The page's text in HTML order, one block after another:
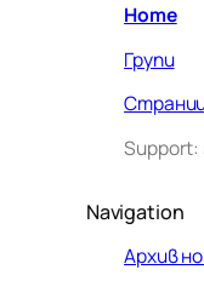
Home
Групи
Support:
Navigation
Архив